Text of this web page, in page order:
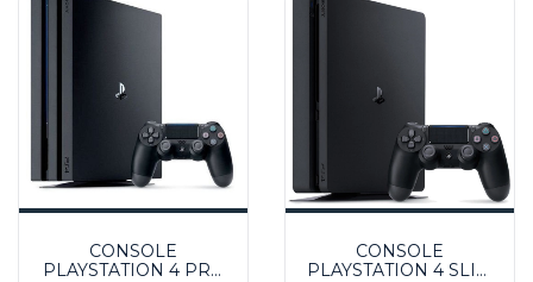
CONSOLE
PLAYSTATION 4 PRO
CONSOLE
PLAYSTATION 4 SLIM